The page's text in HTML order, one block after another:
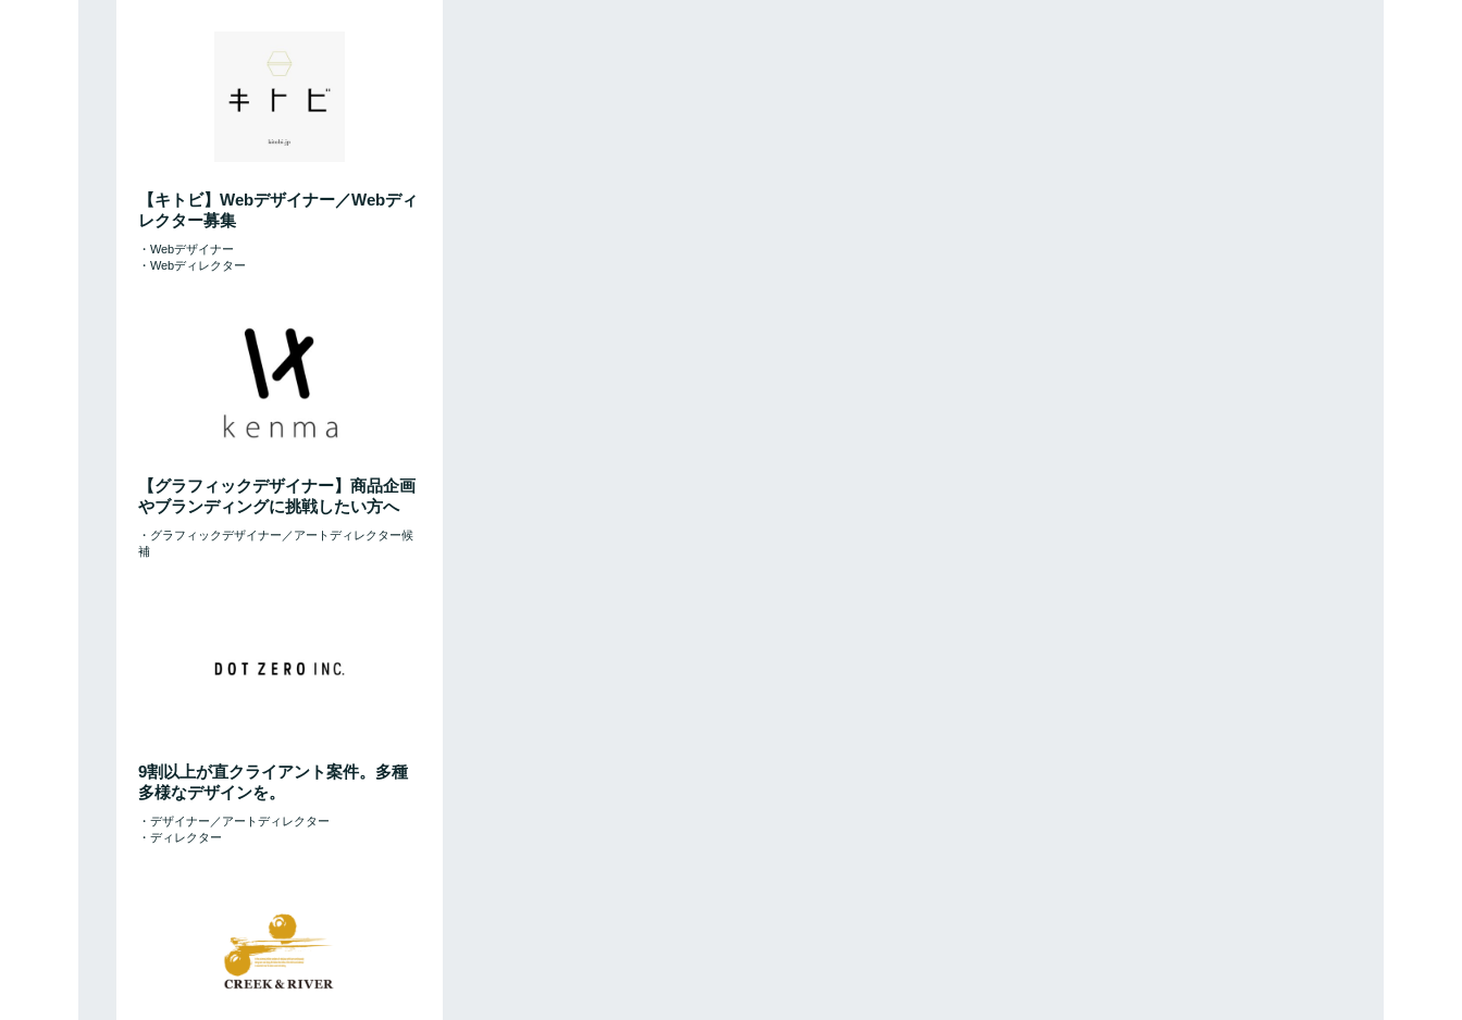
【キトビ】Webデザイナー／Webディ
レクター募集
・Webデザイナー
・Webディレクター
【グラフィックデザイナー】商品企画
やブランディングに挑戦したい方へ
・グラフィックデザイナー／アートディレクター候
補
9割以上が直クライアント案件。多種
多様なデザインを。
・デザイナー／アートディレクター
・ディレクター